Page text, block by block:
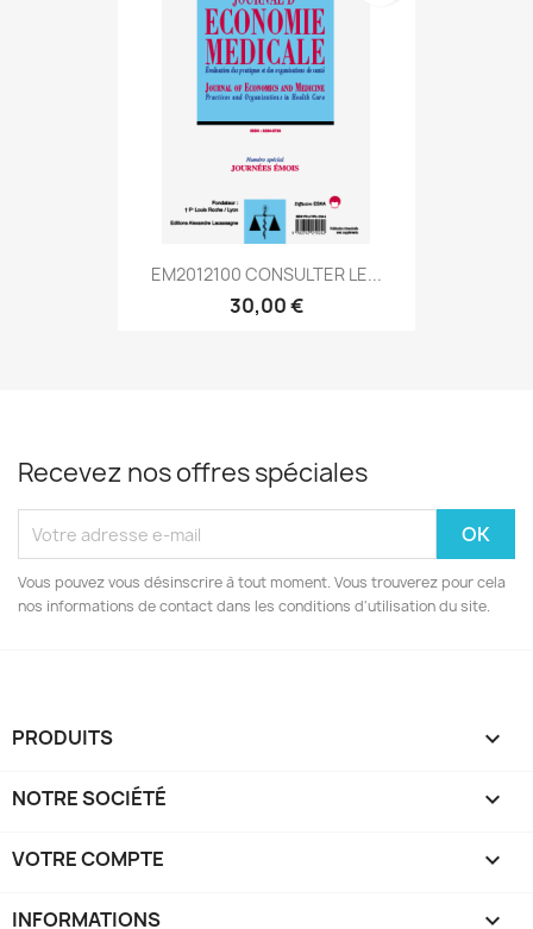
EM2012100 CONSULTER LE...
30,00 €
Recevez nos offres spéciales
Vous pouvez vous désinscrire à tout moment. Vous trouverez pour cela
nos informations de contact dans les conditions d'utilisation du site.
PRODUITS 
NOTRE SOCIÉTÉ 
VOTRE COMPTE 
INFORMATIONS keyboard_arrow_down